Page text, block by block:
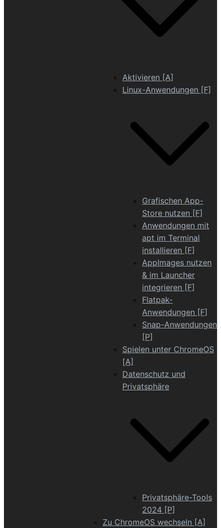
Aktivieren [A]
Linux-Anwendungen [F]
Grafischen App-
Store nutzen [F]
Anwendungen mit
apt im Terminal
installieren [F]
AppImages nutzen
& im Launcher
integrieren [F]
Flatpak-
Anwendungen [F]
Snap-Anwendungen
[P]
Spielen unter ChromeOS
[A]
Datenschutz und
Privatsphäre
Privatsphäre-Tools
2024 [P]
Zu ChromeOS wechseln [A]